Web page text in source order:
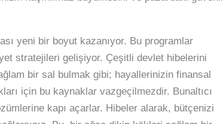
yeni bir boyut kazanıyor. Bu programlar
stratejileri gelişiyor. Çeşitli devlet hibelerini
bir sal bulmak gibi; hayallerinizin finansal
için bu kaynaklar vazgeçilmezdir. Bunaltıcı
kapı açarlar. Hibeler alarak, bütçenizi